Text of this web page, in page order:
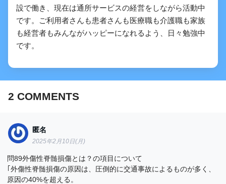
設で働き、現在は通所サービスの経営をしながら活動中
です。ご利用者さんも患者さんも医療職も介護職も家族
も経営者もみんながハッピーになれるよう、日々勉強中
です。
2 COMMENTS
匿名
2025年2月10日(月)
問89外傷性脊髄損傷とは？の項目について
｢外傷性脊髄損傷の原因は、圧倒的に交通事故によるものが多く、
原因の40%を超える。